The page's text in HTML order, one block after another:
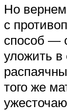
Но
с
способ —
уложить
того же